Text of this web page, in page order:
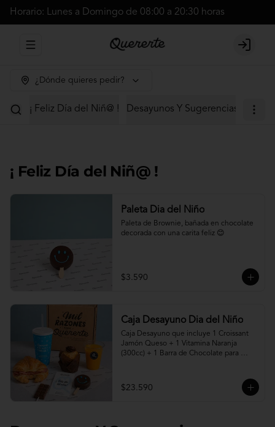
Horario: Lunes a Domingo de 08:00 a 20:30 horas
Abrir menu de navegación Login
¿Dónde quieres pedir?
¡ Feliz Día del Niñ@ ! Desayunos Y Sugerencias
¡ Feliz Día del Niñ@ !
Paleta Dia del Niño
Paleta de Brownie, bañada en chocolate
decorada con una carita feliz 😊
$3.590
Caja Desayuno Dia del Niño
Caja Desayuno que incluye 1 Croissant
Jamón Queso + 1 Vitamina Naranja
(300cc) + 1 Barra de Chocolate para
en chocolate + 1 vaso reutilizable con la
frase " Quererte me hace Feliz".
$23.590